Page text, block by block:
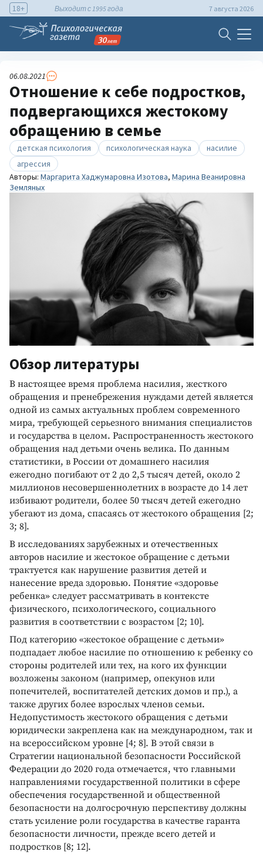
18+ Выходит с 1995 года 7 августа 2026
06.08.2021
Отношение к себе подростков,
подвергающихся жестокому
обращению в семье
детская психология психологическая наука
насилие
агрессия
Авторы: Маргарита Хаджумаровна Изотова, Марина Веанировна
Земляных
Обзор литературы
В настоящее время проблема насилия, жесткого
обращения и пренебрежения нуждами детей является
одной из самых актуальных проблем современного
мира, требующей серьезного внимания специалистов
и государства в целом. Распространенность жестокого
обращения над детьми очень велика. По данным
статистики, в России от домашнего насилия
ежегодно погибают от 2 до 2,5 тысяч детей, около 2
миллионов несовершеннолетних в возрасте до 14 лет
избивают родители, более 50 тысяч детей ежегодно
убегают из дома, спасаясь от жестокого обращения [2;
3; 8].
В исследованиях зарубежных и отечественных
авторов насилие и жестокое обращение с детьми
трактуется как нарушение развития детей и
нанесение вреда здоровью. Понятие «здоровье
ребенка» следует рассматривать в контексте
физического, психологического, социального
развития в соответствии с возрастом [2; 10].
Под категорию «жестокое обращение с детьми»
подпадает любое насилие по отношению к ребенку со
стороны родителей или тех, на кого их функции
возложены законом (например, опекунов или
попечителей, воспитателей детских домов и пр.), а
также других более взрослых членов семьи.
Недопустимость жестокого обращения с детьми
юридически закреплена как на международном, так и
на всероссийском уровне [4; 8]. В этой связи в
Стратегии национальной безопасности Российской
Федерации до 2020 года отмечается, что главными
направлениями государственной политики в сфере
обеспечения государственной и общественной
безопасности на долгосрочную перспективу должны
стать усиление роли государства в качестве гаранта
безопасности личности, прежде всего детей и
подростков [8; 12].